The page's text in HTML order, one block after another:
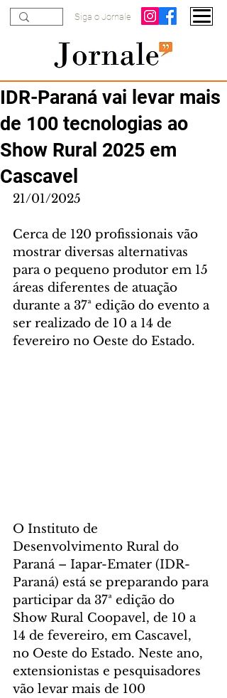
Siga o Jornale
IDR-Paraná vai levar mais
de 100 tecnologias ao
Show Rural 2025 em
Cascavel
21/01/2025
Cerca de 120 profissionais vão
mostrar diversas alternativas
para o pequeno produtor em 15
áreas diferentes de atuação
durante a 37ª edição do evento a
ser realizado de 10 a 14 de
fevereiro no Oeste do Estado.
O Instituto de
Desenvolvimento Rural do
Paraná – Iapar-Emater (IDR-
Paraná) está se preparando para
participar da 37ª edição do
Show Rural Coopavel, de 10 a
14 de fevereiro, em Cascavel,
no Oeste do Estado. Neste ano,
extensionistas e pesquisadores
vão levar mais de 100